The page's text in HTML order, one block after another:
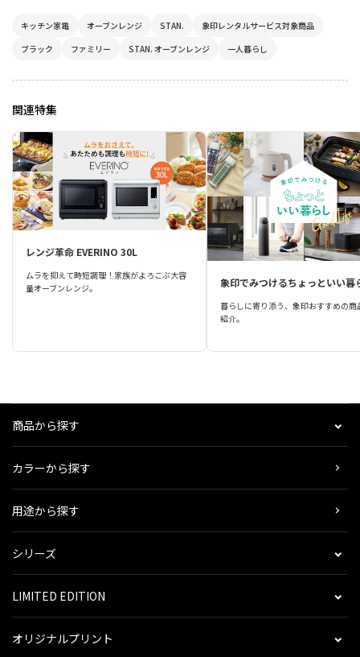
キッチン家電 オーブンレンジ STAN.
象印レンタルサービス対象商品
ブラック
ファミリー STAN. オーブンレンジ 一人暮らし
関連特集
レンジ革命 EVERINO 30L
ムラを抑えて時短調理！家族がよろこぶ大容
量オーブンレンジ。
象印でみつけるちょっといい暮
暮らしに寄り添う、象印おすすめの商
紹介。
商品から探す
カラーから探す
用途から探す
シリーズ
LIMITED EDITION
オリジナルプリント